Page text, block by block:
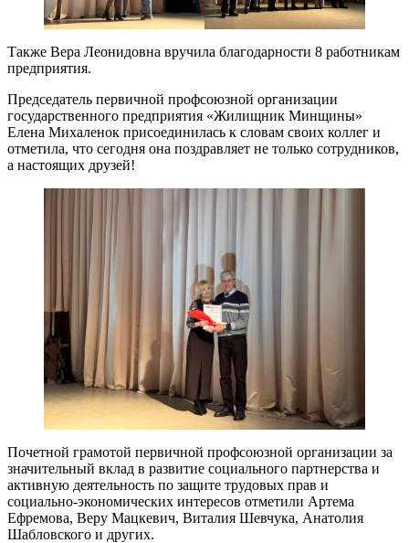
Также Вера Леонидовна вручила благодарности 8 работникам
предприятия.
Председатель первичной профсоюзной организации
государственного предприятия «Жилищник Минщины»
Елена Михаленок присоединилась к словам своих коллег и
отметила, что сегодня она поздравляет не только сотрудников,
а настоящих друзей!
Почетной грамотой первичной профсоюзной организации за
значительный вклад в развитие социального партнерства и
активную деятельность по защите трудовых прав и
социально-экономических интересов отметили Артема
Ефремова, Веру Мацкевич, Виталия Шевчука, Анатолия
Шабловского и других.